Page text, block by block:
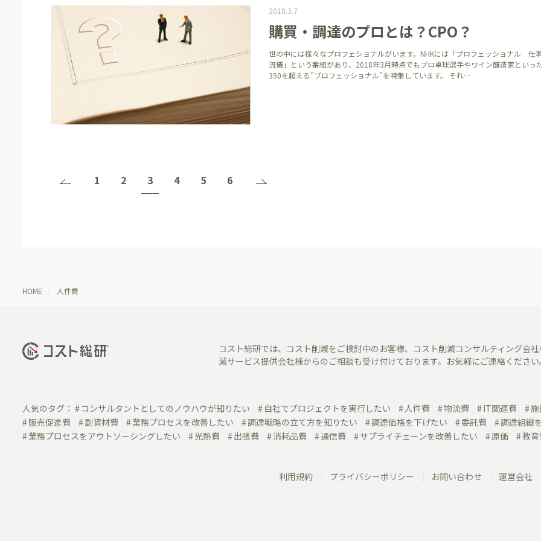
2018.3.7
購買・調達のプロとは？CPO？
世の中には様々なプロフェショナルがいます。NHKには「プロフェッショナル 仕
流儀」という番組があり、2018年3月時点でもプロ卓球選手やワイン醸造家といっ
350を超える”プロフェッショナル”を特集しています。 それ…
1 2 3 4 5 6
HOME 人件費
コスト総研では、コスト削減をご検討中のお客様、コスト削減コンサルティング会
減サービス提供会社様からのご相談も受け付けております。お気軽にご連絡くださ
人気のタグ： コンサルタントとしてのノウハウが知りたい 自社でプロジェクトを実行したい 人件費 物流費 IT関連費
販売促進費
副資材費 業務プロセスを改善したい 調達戦略の立て方を知りたい 調達価格を下げたい 委託費
調達組織
業務プロセスをアウトソーシングしたい
光熱費 出張費 消耗品費 通信費 サプライチェーンを改善したい 原価 教
利用規約 プライバシーポリシー お問い合わせ 運営会社